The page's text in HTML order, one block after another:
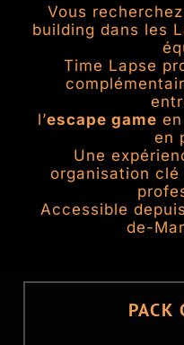
Urban Quest
Festivités
Team Building
Bon cadeau
Contact
Vous
building dans les
Time Lapse
l’escape game
en
Une
organisation
Accessible
de-
PACK